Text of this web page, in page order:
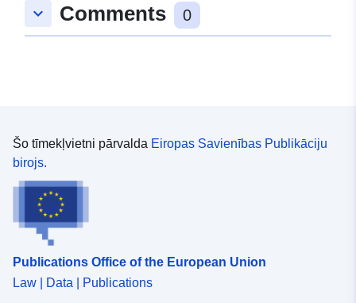
uriRef:
http://data.europa.eu/88u/dataset/
keyboard_arrow_down Comments 0
Šo tīmekļvietni pārvalda Eiropas Savienības Publikāciju
birojs.
Publications Office of the European Union
Law | Data | Publications